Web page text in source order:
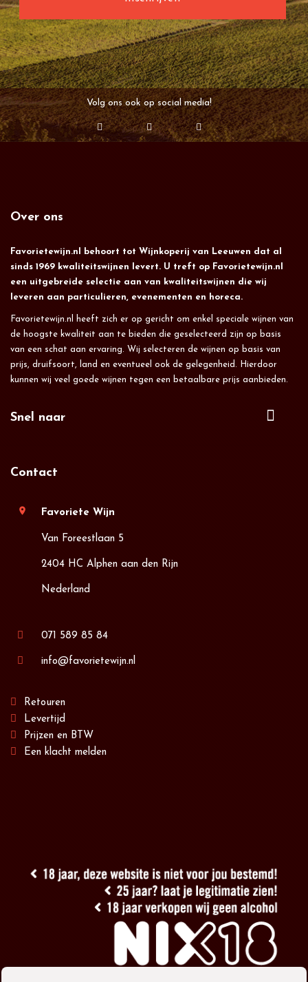
Volg ons ook op social media!
Over ons
Favorietewijn.nl behoort tot Wijnkoperij van Leeuwen dat al
sinds 1969 kwaliteitswijnen levert. U treft op Favorietewijn.nl
een uitgebreide selectie aan van kwaliteitswijnen die wij
leveren aan particulieren, evenementen en horeca.
Favorietewijn.nl heeft zich er op gericht om enkel speciale wijnen van
de hoogste kwaliteit aan te bieden die geselecteerd zijn op basis
van een schat aan ervaring. Wij selecteren de wijnen op basis van
prijs, druifsoort, land en eventueel ook de gelegenheid. Hierdoor
kunnen wij veel goede wijnen tegen een betaalbare prijs aanbieden.
Snel naar
Contact
location_on Favoriete Wijn
Van Foreestlaan 5
2404 HC Alphen aan den Rijn
Nederland
071 589 85 84
info@favorietewijn.nl
Retouren
Levertijd
Prijzen en BTW
Een klacht melden